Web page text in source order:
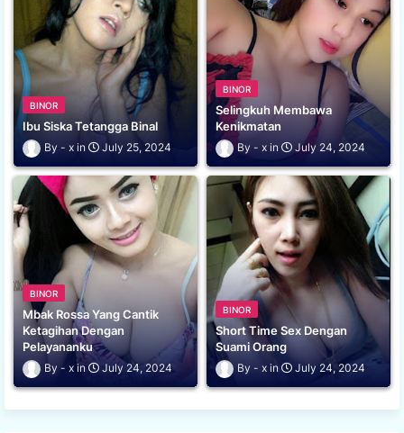
BINOR
Ibu Siska Tetangga Binal
x July 25, 2024
BINOR
Selingkuh Membawa
Kenikmatan
x July 24, 2024
BINOR
Mbak Rossa Yang Cantik
Ketagihan Dengan
Pelayananku
x July 24, 2024
BINOR
Short Time Sex Dengan
Suami Orang
x July 24, 2024